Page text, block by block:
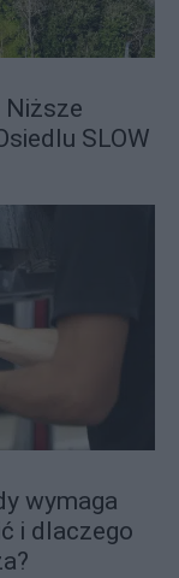
Niższe
SLOW
wymaga
i dlaczego